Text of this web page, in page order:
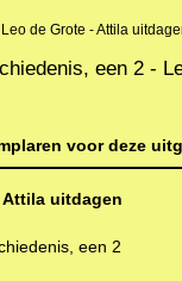
Leo de Grote - Attila
een 2 -
voor deze
Attila uitdagen
een 2